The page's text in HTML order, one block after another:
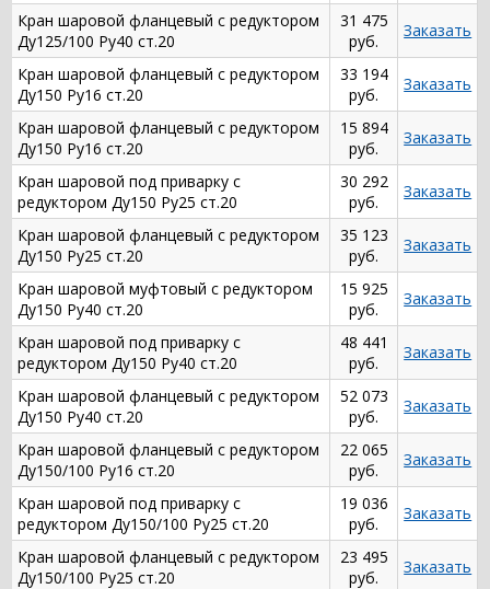
Кран шаровой фланцевый с редуктором
Ду125/100 Ру40 ст.20
31 475
руб.
Заказать
Кран шаровой фланцевый с редуктором
Ду150 Ру16 ст.20
33 194
руб.
Заказать
Кран шаровой фланцевый с редуктором
Ду150 Ру16 ст.20
15 894
руб.
Заказать
Кран шаровой под приварку с
редуктором Ду150 Ру25 ст.20
30 292
руб.
Заказать
Кран шаровой фланцевый с редуктором
Ду150 Ру25 ст.20
35 123
руб.
Заказать
Кран шаровой муфтовый с редуктором
Ду150 Ру40 ст.20
15 925
руб.
Заказать
Кран шаровой под приварку с
редуктором Ду150 Ру40 ст.20
48 441
руб.
Заказать
Кран шаровой фланцевый с редуктором
Ду150 Ру40 ст.20
52 073
руб.
Заказать
Кран шаровой фланцевый с редуктором
Ду150/100 Ру16 ст.20
22 065
руб.
Заказать
Кран шаровой под приварку с
редуктором Ду150/100 Ру25 ст.20
19 036
руб.
Заказать
Кран шаровой фланцевый с редуктором
Ду150/100 Ру25 ст.20
23 495
руб.
Заказать